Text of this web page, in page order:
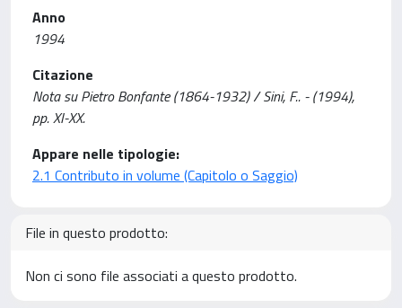
Anno
1994
Citazione
Nota su Pietro Bonfante (1864-1932) / Sini, F.. - (1994),
pp. XI-XX.
Appare nelle tipologie:
2.1 Contributo in volume (Capitolo o Saggio)
File in questo prodotto:
Non ci sono file associati a questo prodotto.